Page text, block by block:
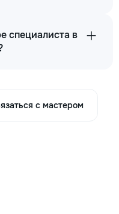
специалиста в
с мастером